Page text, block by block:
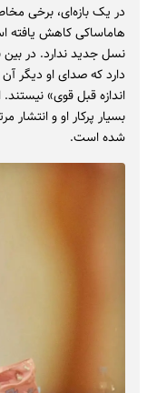
در یک بازه‌ای، برخی
هاماساکی کاهش یافته
نسل جدید ندارد. در بین
دارد که صدای او دیگر
اندازه قبل قوی»
بسیار پرکار او و
شده است.